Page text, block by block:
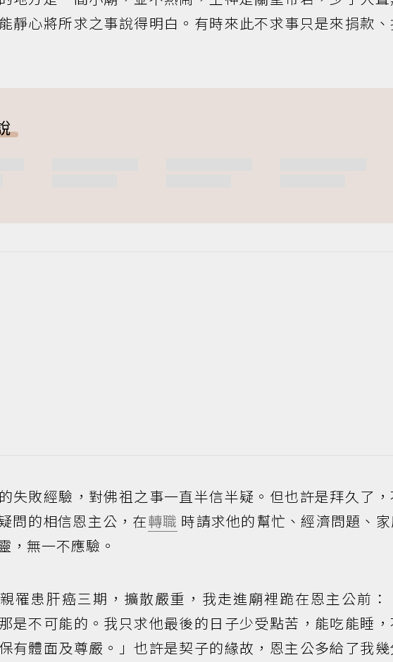
靜心將所求之事說得明白。有時來此不求事只是來捐款
失敗經驗，對佛祖之事一直半信半疑。但也許是拜久了
問的相信恩主公，在轉職 時請求他的幫忙、經濟問題、
，無一不應驗。
罹患肝癌三期，擴散嚴重，我走進廟裡跪在恩主公前：
是不可能的。我只求他最後的日子少受點苦，能吃能睡
有體面及尊嚴。」也許是契子的緣故，恩主公多給了我